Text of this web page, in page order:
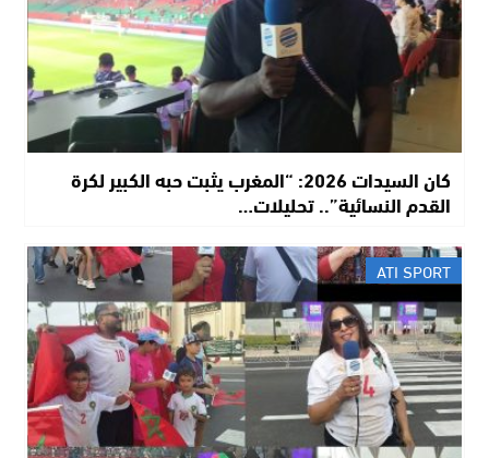
​كان السيدات 2026: “المغرب يثبت حبه الكبير لكرة
القدم النسائية”.. تحليلات…
ATI SPORT